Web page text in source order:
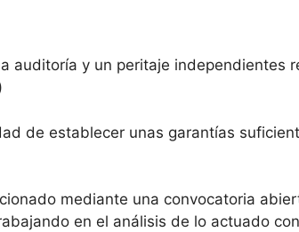
auditoría y un peritaje independientes
de establecer unas garantías
mediante una convocatoria
en el análisis de lo actuado